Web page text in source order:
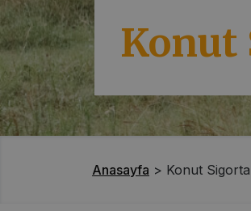
Konut
Anasayfa > Konut